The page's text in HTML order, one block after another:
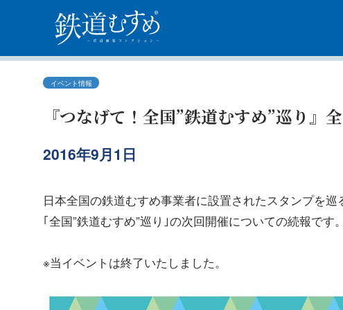
イベント情報
『つなげて！全国”鉄道むすめ”巡り』
2016年9月1日
日本全国の鉄道むすめ事業者に設置されたスタンプを巡
｢全国”鉄道むすめ”巡り｣の次回開催についての続報です。
※当イベントは終了いたしました。